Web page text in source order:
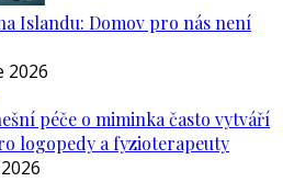
Islandu: Domov pro nás není
2026
péče o miminka často vytváří
logopedy a fyzioterapeuty